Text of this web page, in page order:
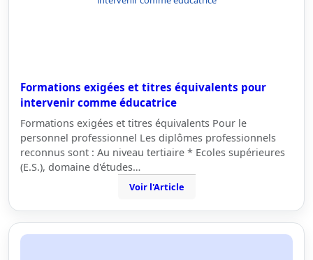
Formations exigées et titres équivalents pour
intervenir comme éducatrice
Formations exigées et titres équivalents Pour le
personnel professionnel Les diplômes professionnels
reconnus sont : Au niveau tertiaire * Ecoles supérieures
(E.S.), domaine d'études…
Voir l'Article